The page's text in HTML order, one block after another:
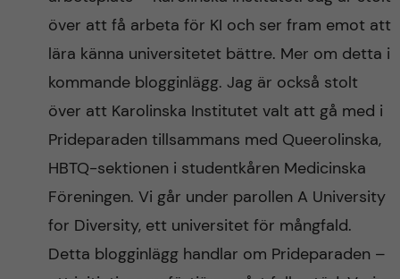
över att få arbeta för KI och ser fram emot att
lära känna universitetet bättre. Mer om detta i
kommande blogginlägg. Jag är också stolt
över att Karolinska Institutet valt att gå med i
Prideparaden tillsammans med Queerolinska,
HBTQ-sektionen i studentkåren Medicinska
Föreningen. Vi går under parollen A University
for Diversity, ett universitet för mångfald.
Detta blogginlägg handlar om Prideparaden –